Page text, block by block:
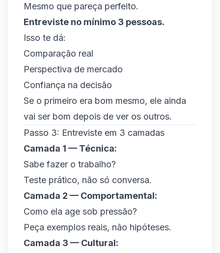
Mesmo que pareça perfeito.
Entreviste no mínimo 3 pessoas.
Isso te dá:
Comparação real
Perspectiva de mercado
Confiança na decisão
Se o primeiro era bom mesmo, ele ainda
vai ser bom depois de ver os outros.
Passo 3: Entreviste em 3 camadas
Camada 1 — Técnica:
Sabe fazer o trabalho?
Teste prático, não só conversa.
Camada 2 — Comportamental:
Como ela age sob pressão?
Peça exemplos reais, não hipóteses.
Camada 3 — Cultural: